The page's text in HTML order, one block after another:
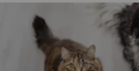
Trusted
4,73/ 5